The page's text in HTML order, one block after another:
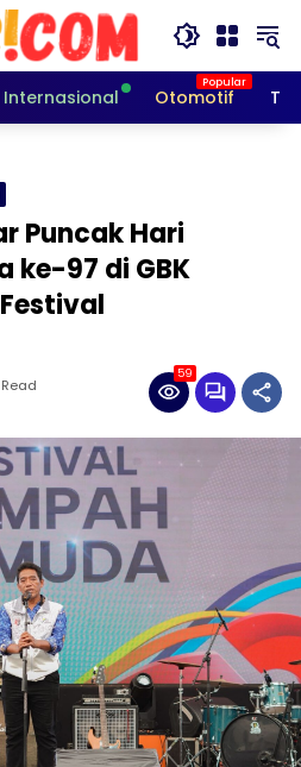
Internasional Otomotif
Puncak Hari
ke-97 di GBK
Read
59